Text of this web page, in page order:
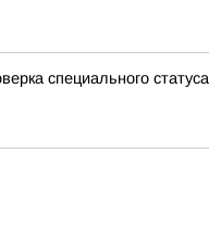
специального